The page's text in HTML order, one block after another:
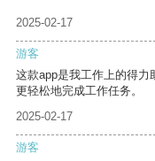
2025-02-17
游客
这款app是我工作上的得力
更轻松地完成工作任务。
2025-02-17
游客